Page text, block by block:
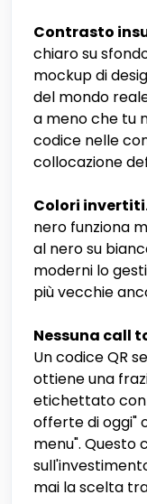
Contrasto
chiaro su
mockup di
del mondo
a meno che tu
codice nelle
collocazione
Colori
nero funziona
al nero su
moderni lo
più vecchie
Nessuna call
Un codice QR
ottiene una
etichettato con
offerte di oggi"
menu". Questo
mai la scelta